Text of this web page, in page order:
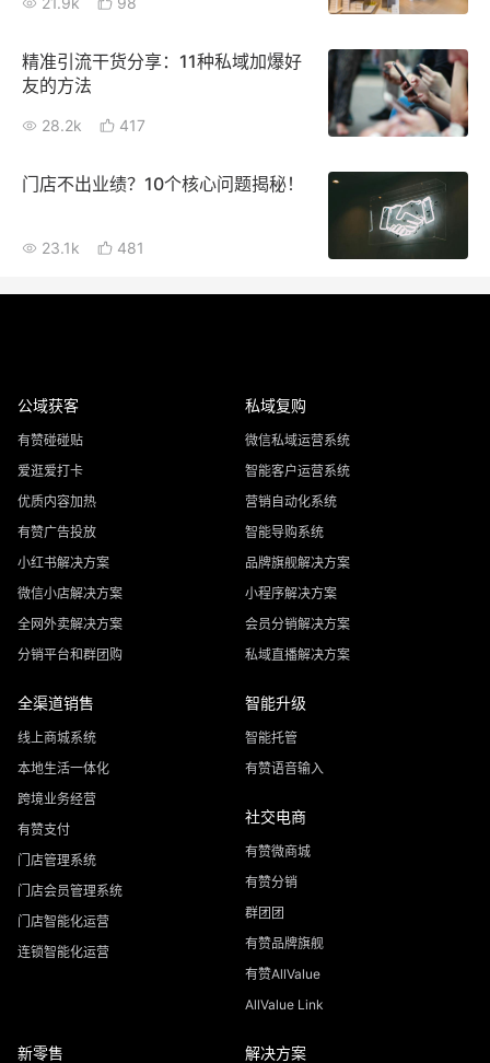
精准引流干货分享：11种私域加爆好
友的方法
28.2k 417
门店不出业绩？10个核心问题揭秘！
23.1k 481
公域获客
有赞碰碰贴
爱逛爱打卡
优质内容加热
有赞广告投放
小红书解决方案
微信小店解决方案
全网外卖解决方案
分销平台和群团购
私域复购
微信私域运营系统
智能客户运营系统
营销自动化系统
智能导购系统
品牌旗舰解决方案
小程序解决方案
会员分销解决方案
私域直播解决方案
全渠道销售
线上商城系统
本地生活一体化
跨境业务经营
有赞支付
门店管理系统
门店会员管理系统
门店智能化运营
连锁智能化运营
智能升级
智能托管
有赞语音输入
社交电商
有赞微商城
有赞分销
群团团
有赞品牌旗舰
有赞AllValue
AllValue Link
新零售 解决方案